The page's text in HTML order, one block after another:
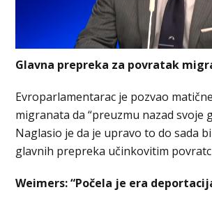
Glavna prepreka za povratak
Evroparlamentarac je pozvao
migranata da “preuzmu nazad svoje
Naglasio je da je upravo to do sada
glavnih prepreka učinkovitim
Weimers: “Počela je era